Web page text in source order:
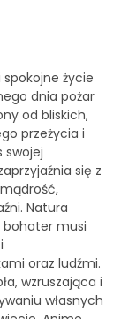
życie
dnia pożar
od bliskich,
przeżycia i
swojej
się z
Natura
bohater musi
oraz ludźmi.
wzruszająca i
własnych